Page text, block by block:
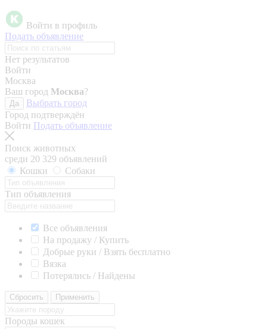
Войти в профиль
Подать объявление
Нет результатов
Войти
Москва
Ваш город Москва?
Да
Выбрать город
Город подтверждён
Войти Подать объявление
Поиск животных
среди 20 329 объявлений
Кошки
Собаки
Тип объявления
Все объявления
На продажу / Купить
Добрые руки / Взять бесплатно
Вязка
Потерялись / Найдены
Сбросить Применить
Породы кошек